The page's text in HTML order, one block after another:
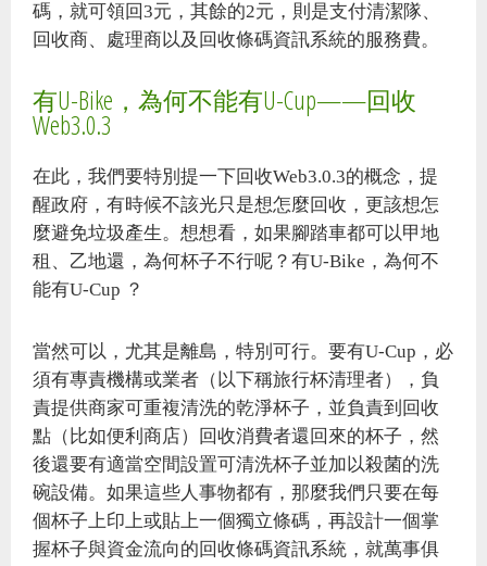
碼，就可領回3元，其餘的2元，則是支付清潔隊、
回收商、處理商以及回收條碼資訊系統的服務費。
有U-Bike，為何不能有U-Cup——回收
Web3.0.3
在此，我們要特別提一下回收Web3.0.3的概念，提
醒政府，有時候不該光只是想怎麼回收，更該想怎
麼避免垃圾產生。想想看，如果腳踏車都可以甲地
租、乙地還，為何杯子不行呢？有U-Bike，為何不
能有U-Cup ？
當然可以，尤其是離島，特別可行。要有U-Cup，必
須有專責機構或業者（以下稱旅行杯清理者），負
責提供商家可重複清洗的乾淨杯子，並負責到回收
點（比如便利商店）回收消費者還回來的杯子，然
後還要有適當空間設置可清洗杯子並加以殺菌的洗
碗設備。如果這些人事物都有，那麼我們只要在每
個杯子上印上或貼上一個獨立條碼，再設計一個掌
握杯子與資金流向的回收條碼資訊系統，就萬事俱